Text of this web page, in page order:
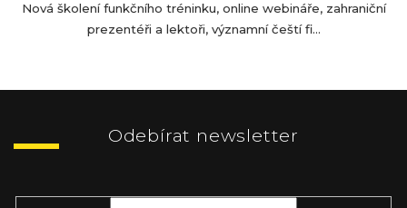
Nová školení funkčního tréninku, online webináře, zahraniční
prezentéři a lektoři, významní čeští fi...
Z
Odebírat newsletter